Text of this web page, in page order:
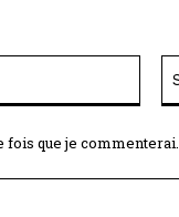
que je commenterai.